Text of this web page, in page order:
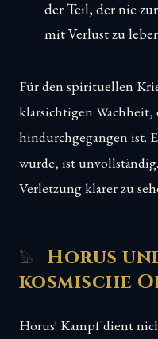
der Teil, der nie
mit Verlust zu
Für den spirituellen
klarsichtigen
hindurchgegangen ist.
wurde, ist
Verletzung klarer zu
Horus
kosmische
Horus' Kampf dient